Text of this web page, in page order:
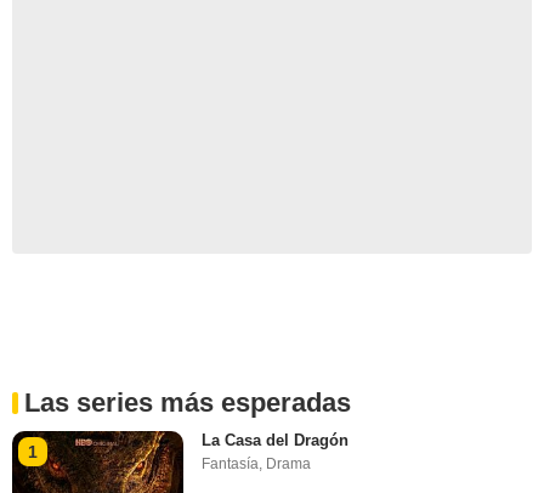
Las series más esperadas
1
La Casa del Dragón
Fantasía, Drama